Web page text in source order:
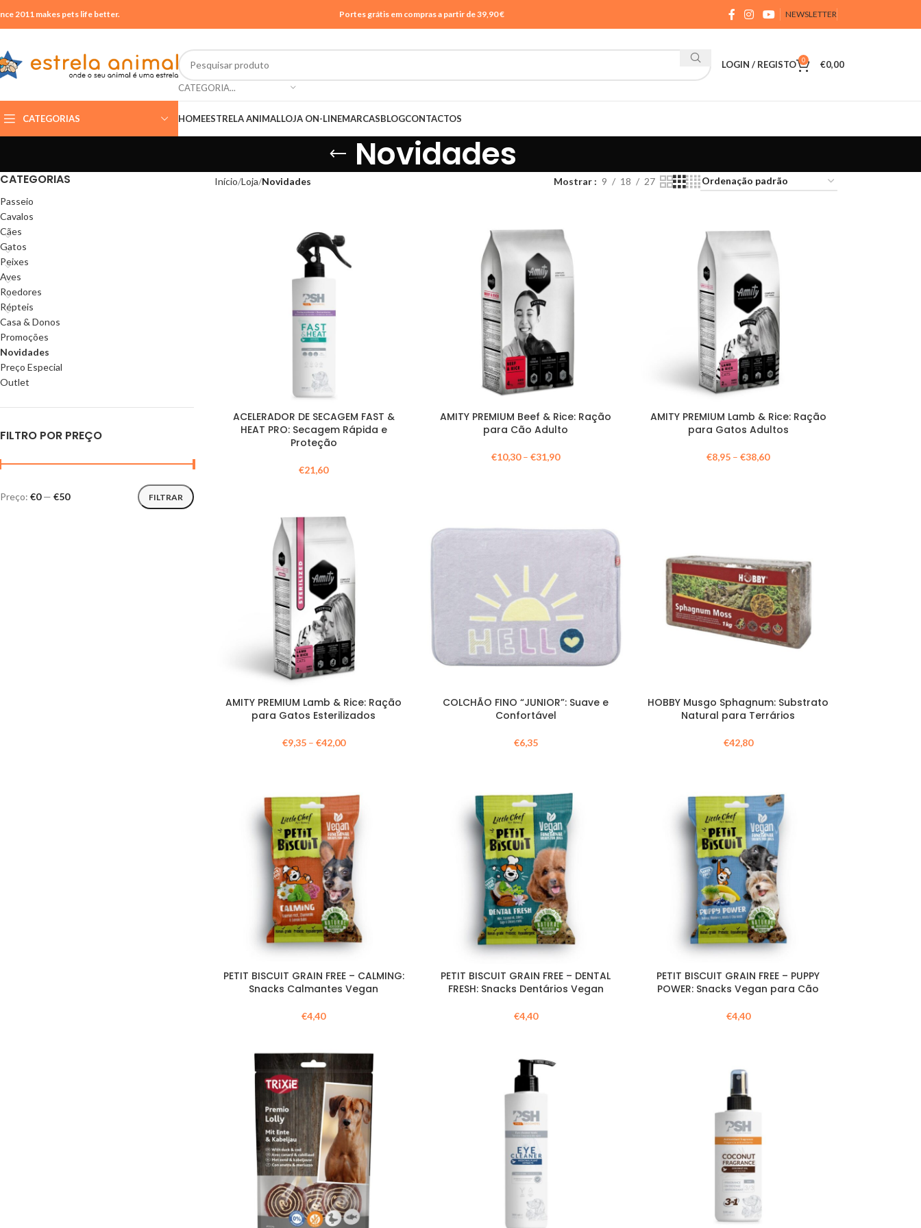
2011 makes pets life better. Portes grátis em compras a partir de 39,90 € NEWSLETTER
CATEGORIA...
LOGIN / REGISTO 0 €0,00
CATEGORIAS HOMEESTRELA ANIMALLOJA ON-LINEMARCASBLOGCONTACTOS
Novidades
CATEGORIAS
Passeio
Cavalos
Cães
Gatos
Peixes
Aves
Roedores
Répteis
Casa & Donos
Promoções
Novidades
Preço Especial
Outlet
FILTRO POR PREÇO
FILTRAR
Preço: €0— €50
Início Loja Novidades Mostrar 9 18 27
ACELERADOR DE SECAGEM FAST &
HEAT PRO: Secagem Rápida e
Proteção
€21,60
AMITY PREMIUM Beef & Rice: Ração
para Cão Adulto
€10,30–€31,90
AMITY PREMIUM Lamb & Rice: Ração
para Gatos Adultos
€8,95 –€38,60
AMITY PREMIUM Lamb & Rice: Ração
para Gatos Esterilizados
€9,35– €42,00
COLCHÃO FINO “JUNIOR”: Suave e
Confortável
€6,35
HOBBY Musgo Sphagnum: Substrato
Natural para Terrários
€42,80
PETIT BISCUIT GRAIN FREE – CALMING:
Snacks Calmantes Vegan
€4,40
PETIT BISCUIT GRAIN FREE – DENTAL
FRESH: Snacks Dentários Vegan
€4,40
PETIT BISCUIT GRAIN FREE – PUPPY
POWER: Snacks Vegan para Cão
€4,40